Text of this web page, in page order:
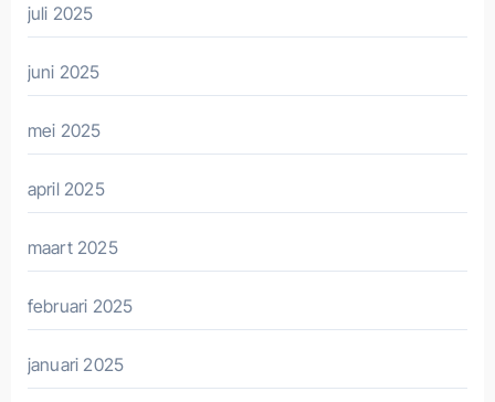
juli 2025
juni 2025
mei 2025
april 2025
maart 2025
februari 2025
januari 2025